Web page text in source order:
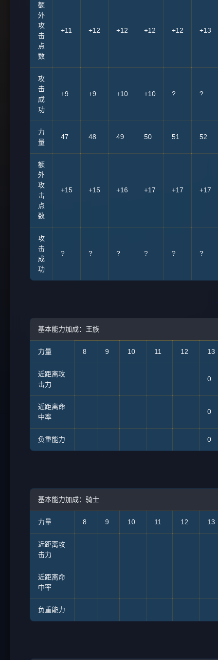
额
外
攻
击
点
数
+11 +12 +12 +12 +12 +13
攻
击
成
功
+9 +9 +10 +10 ? ?
力
量
47 48 49 50 51 52
额
外
攻
击
点
数
+15 +15 +16 +17 +17 +17
攻
击
成
功
? ? ? ? ? ?
基本能力加成：王族
力量 8 9 10 11 12 13
近距离攻
击力
0
近距离命
中率
0
负重能力 0
基本能力加成：骑士
力量 8 9 10 11 12 13
近距离攻
击力
近距离命
中率
负重能力